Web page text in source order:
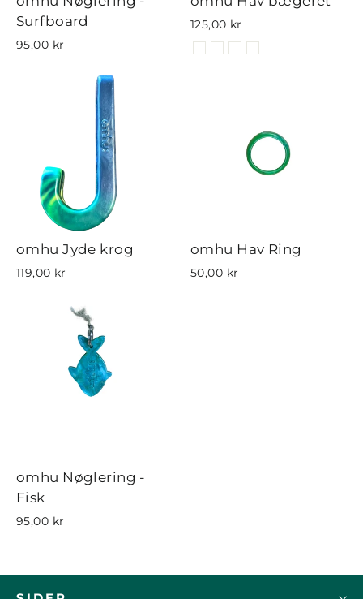
Surfboard
95,00 kr
125,00 kr
omhu Jyde krog
119,00 kr
omhu Hav Ring
50,00 kr
omhu Nøglering -
Fisk
95,00 kr